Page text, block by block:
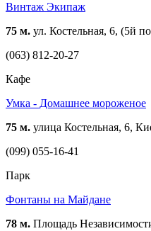
Винтаж Экипаж
75 м. ул. Костельная, 6, (5й
(063) 812-20-27
Кафе
Умка - Домашнее мороженое
75 м. улица Костельная, 6,
(099) 055-16-41
Парк
Фонтаны на Майдане
78 м. Площадь